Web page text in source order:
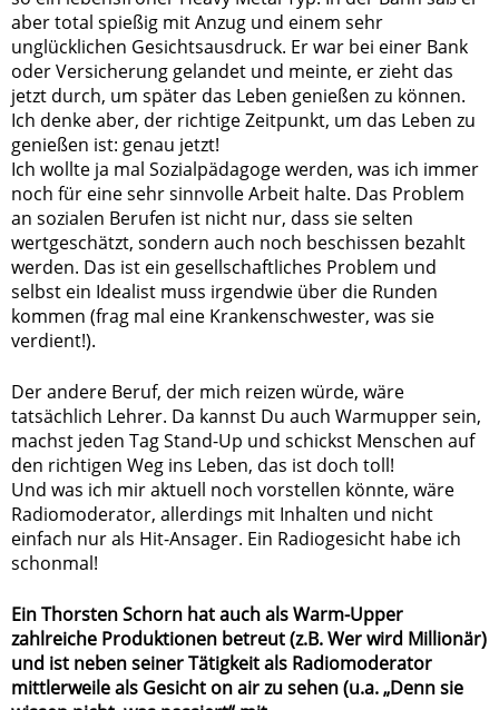
aber total spießig mit Anzug und einem sehr
unglücklichen Gesichtsausdruck. Er war bei einer Bank
oder Versicherung gelandet und meinte, er zieht das
jetzt durch, um später das Leben genießen zu können.
Ich denke aber, der richtige Zeitpunkt, um das Leben zu
genießen ist: genau jetzt!
Ich wollte ja mal Sozialpädagoge werden, was ich immer
noch für eine sehr sinnvolle Arbeit halte. Das Problem
an sozialen Berufen ist nicht nur, dass sie selten
wertgeschätzt, sondern auch noch beschissen bezahlt
werden. Das ist ein gesellschaftliches Problem und
selbst ein Idealist muss irgendwie über die Runden
kommen (frag mal eine Krankenschwester, was sie
verdient!).
Der andere Beruf, der mich reizen würde, wäre
tatsächlich Lehrer. Da kannst Du auch Warmupper sein,
machst jeden Tag Stand-Up und schickst Menschen auf
den richtigen Weg ins Leben, das ist doch toll!
Und was ich mir aktuell noch vorstellen könnte, wäre
Radiomoderator, allerdings mit Inhalten und nicht
einfach nur als Hit-Ansager. Ein Radiogesicht habe ich
schonmal!
Ein Thorsten Schorn hat auch als Warm-Upper
zahlreiche Produktionen betreut (z.B. Wer wird Millionär)
und ist neben seiner Tätigkeit als Radiomoderator
mittlerweile als Gesicht on air zu sehen (u.a. „Denn sie